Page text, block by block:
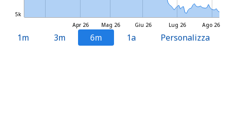
Mag 26 Lug 26
Apr 26 Giu 26 Ago 26
5k
1m 3m 6m 1a Personalizza